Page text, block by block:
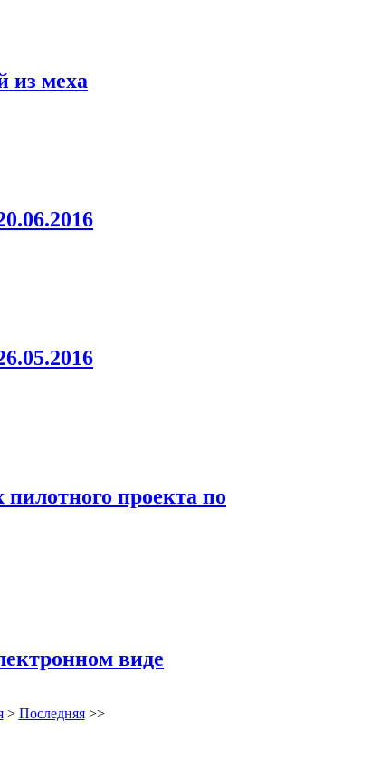
из меха
проекта по
виде
> Последняя>>